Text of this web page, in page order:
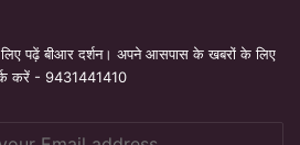
पढ़ें बीआर दर्शन। अपने आसपास के खबरों के लिए
करें - 9431441410